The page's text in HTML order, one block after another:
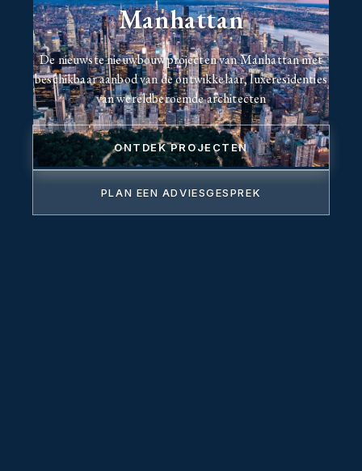
Manhattan
De nieuwste nieuwbouwprojecten van Manhattan met
beschikbaar aanbod van de ontwikkelaar, luxeresidenties
van wereldberoemde architecten
ONTDEK PROJECTEN
PLAN EEN ADVIESGESPREK